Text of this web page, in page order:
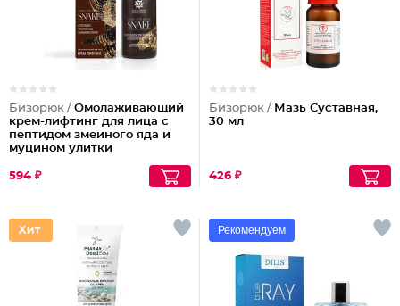
Бизорюк / Омолаживающий
крем-лифтинг для лица с
пептидом змеиного яда и
муцином улитки
594 ₽
Бизорюк / Мазь Суставная,
30 мл
426 ₽
Рекомендуем